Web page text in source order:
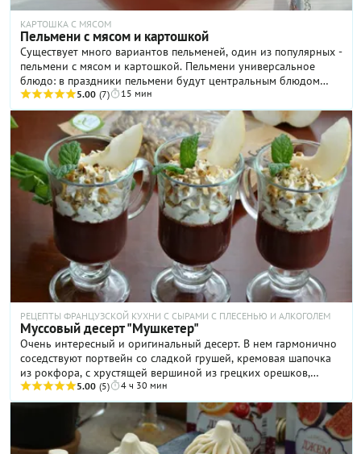
КАРТОШКА С МЯСОМ
Пельмени с мясом и картошкой
Существует много вариантов пельменей, один из популярных -
пельмени с мясом и картошкой. Пельмени универсальное
блюдо: в праздники пельмени будут центральным блюдом
стола, а в будние дни так просто достать пельмени из
морозилки и получить гаранитированный ужин за 15 минут.
Собирайтесь всей семьей и налепите пельменей побольше.
5.00 (7) 15 мин
РЕЦЕПТЫ ФРАНЦУЗСКОЙ КУХНИ С СЫРАМИ С ПЛЕСЕНЬЮ И АЛКОГОЛЕМ
Муссовый десерт "Мушкетер"
Очень интересный и оригинальный десерт. В нем гармонично
соседствуют портвейн со сладкой грушей, кремовая шапочка
из рокфора, с хрустящей вершиной из грецких орешков,
скрывающая под собой тонкий привкус ароматного молотого
перчика. Рецепт приготовлен по книге замечательного
фудблогера Юлии. Этот десерт отлично подойдет для
праздничного ужина или вечерних посиделок в кругу друзей,
которые будут приятно удивлены вкусовому сочетанию.
5.00 (5) 4 ч 30 мин